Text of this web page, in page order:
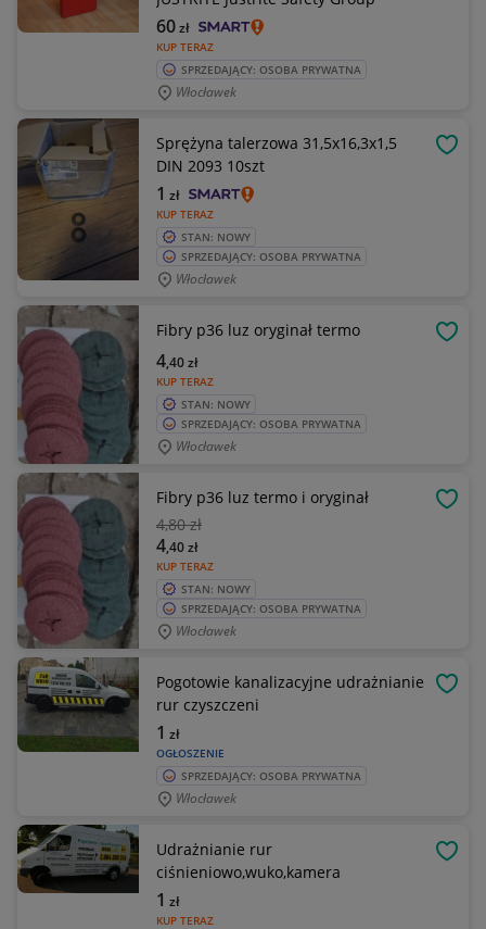
KUP TERAZ
60zł
SPRZEDAJĄCY: OSOBA PRYWATNA
Włocławek
Sprężyna talerzowa 31,5x16,3x1,5
DIN 2093 10szt
KUP TERAZ
1 zł
STAN: NOWY
SPRZEDAJĄCY: OSOBA PRYWATNA
Włocławek
Fibry p36 luz oryginał termo
KUP TERAZ
4,40zł
STAN: NOWY
SPRZEDAJĄCY: OSOBA PRYWATNA
Włocławek
Fibry p36 luz termo i oryginał
4,80 zł
KUP TERAZ
4,40zł
STAN: NOWY
SPRZEDAJĄCY: OSOBA PRYWATNA
Włocławek
Pogotowie kanalizacyjne udrażnianie
rur czyszczeni
OGŁOSZENIE
1 zł
SPRZEDAJĄCY: OSOBA PRYWATNA
Włocławek
Udrażnianie rur
ciśnieniowo,wuko,kamera
KUP TERAZ
1 zł